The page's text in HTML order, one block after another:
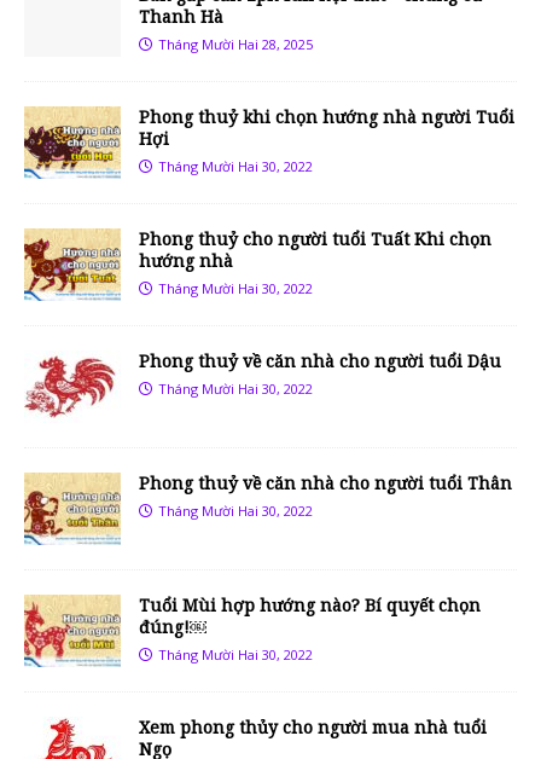
Thanh Hà
Tháng Mười Hai 28, 2025
Phong thuỷ khi chọn hướng nhà người Tuổi
Hợi
Tháng Mười Hai 30, 2022
Phong thuỷ cho người tuổi Tuất Khi chọn
hướng nhà
Tháng Mười Hai 30, 2022
Phong thuỷ về căn nhà cho người tuổi Dậu
Tháng Mười Hai 30, 2022
Phong thuỷ về căn nhà cho người tuổi Thân
Tháng Mười Hai 30, 2022
Tuổi Mùi hợp hướng nào? Bí quyết chọn
đúng!￼
Tháng Mười Hai 30, 2022
Xem phong thủy cho người mua nhà tuổi
Ngọ